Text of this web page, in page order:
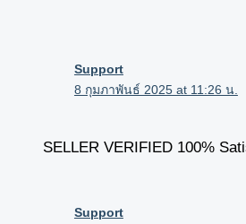
Support
8 กุมภาพันธ์ 2025 at 11:26 น.
SELLER VERIFIED 100%
Support